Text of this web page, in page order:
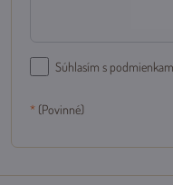
Súhlasím s
* (Povinné)